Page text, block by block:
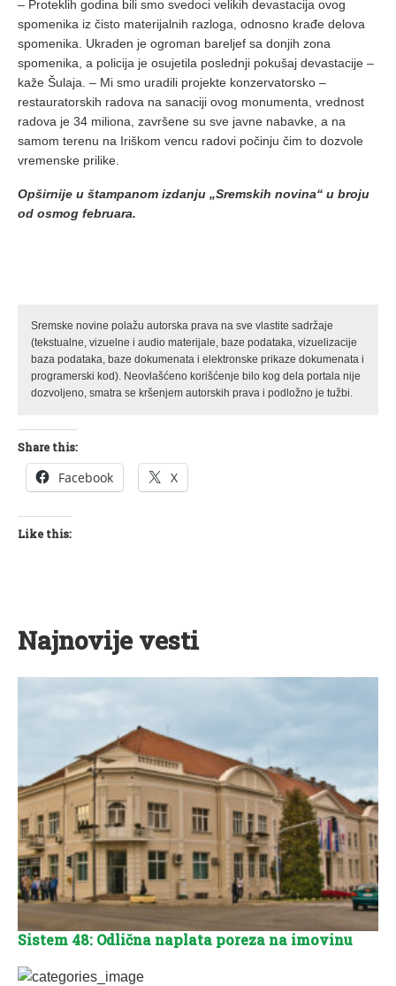
– Proteklih godina bili smo svedoci velikih devastacija ovog
spomenika iz čisto materijalnih razloga, odnosno krađe delova
spomenika. Ukraden je ogroman bareljef sa donjih zona
spomenika, a policija je osujetila poslednji pokušaj devastacije –
kaže Šulaja. – Mi smo uradili projekte konzervatorsko –
restauratorskih radova na sanaciji ovog monumenta, vrednost
radova je 34 miliona, završene su sve javne nabavke, a na
samom terenu na Iriškom vencu radovi počinju čim to dozvole
vremenske prilike.
Opširnije u štampanom izdanju „Sremskih novina“ u broju
od osmog februara.
Sremske novine polažu autorska prava na sve vlastite sadržaje
(tekstualne, vizuelne i audio materijale, baze podataka, vizuelizacije
baza podataka, baze dokumenata i elektronske prikaze dokumenata i
programerski kod). Neovlašćeno korišćenje bilo kog dela portala nije
dozvoljeno, smatra se kršenjem autorskih prava i podložno je tužbi.
Share this:
Facebook X
Like this:
Najnovije vesti
Sistem 48: Odlična naplata poreza na imovinu